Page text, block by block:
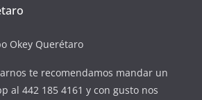
Okey Querétaro
te recomendamos mandar un
al 442 185 4161 y con gusto nos